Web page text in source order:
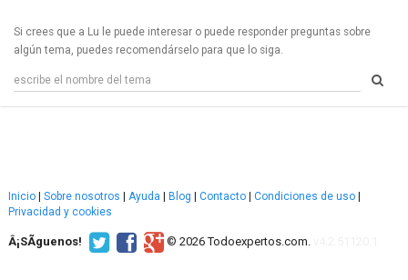
Si crees que a Lu le puede interesar o puede responder preguntas sobre
algún tema, puedes recomendárselo para que lo siga.
Inicio Sobre nosotros Ayuda Blog Contacto Condiciones de uso
Privacidad y cookies
Â¡SÃ­guenos! © 2026 Todoexpertos.com.